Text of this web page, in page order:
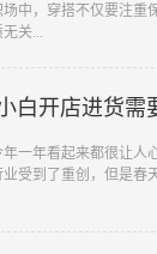
场中，穿搭不仅要注重
关...
白开店进货需
年一年看起来都很让人
业受到了重创，但是春